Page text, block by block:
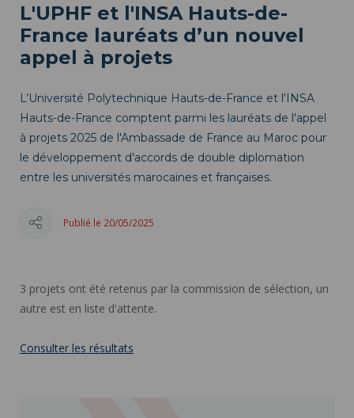
L'UPHF et l'INSA Hauts-de-
France lauréats d’un nouvel
appel à projets
L’Université Polytechnique Hauts-de-France et l'INSA
Hauts-de-France comptent parmi les lauréats de l'appel
à projets 2025 de l'Ambassade de France au Maroc pour
le développement d'accords de double diplomation
entre les universités marocaines et françaises.
Publié le 20/05/2025
3 projets ont été retenus par la commission de sélection, un
autre est en liste d'attente.
Consulter les résultats